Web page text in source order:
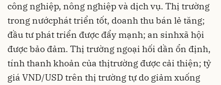
công nghiệp, nông nghiệp và dịch vụ. Thị trường
trong nướcphát triển tốt, doanh thu bán lẻ tăng;
đầu tư phát triển được đẩy mạnh; an sinhxã hội
được bảo đảm. Thị trường ngoại hối dần ổn định,
tính thanh khoản của thịtrường được cải thiện; tỷ
giá VND/USD trên thị trường tự do giảm xuống